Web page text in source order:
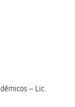
– Lic.